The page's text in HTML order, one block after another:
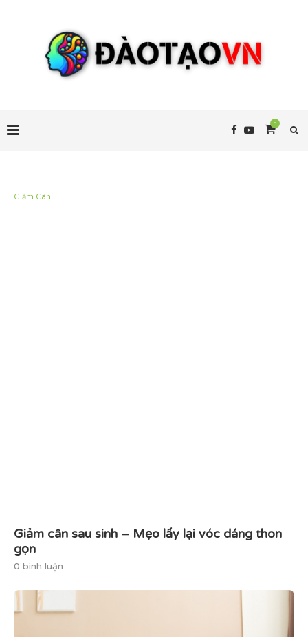
0
Giảm Cân
Giảm cân sau sinh – Mẹo lấy lại vóc dáng thon
gọn
0 bình luận